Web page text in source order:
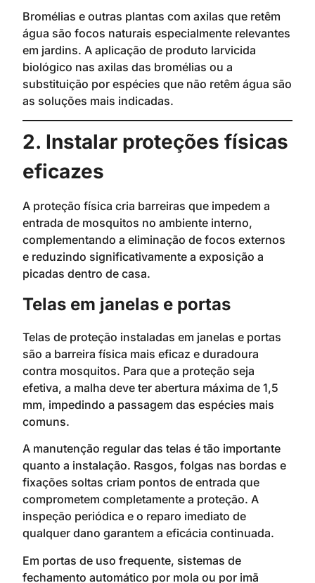
Bromélias e outras plantas com axilas que retêm
água são focos naturais especialmente relevantes
em jardins. A aplicação de produto larvicida
biológico nas axilas das bromélias ou a
substituição por espécies que não retêm água são
as soluções mais indicadas.
2. Instalar proteções físicas
eficazes
A proteção física cria barreiras que impedem a
entrada de mosquitos no ambiente interno,
complementando a eliminação de focos externos
e reduzindo significativamente a exposição a
picadas dentro de casa.
Telas em janelas e portas
Telas de proteção instaladas em janelas e portas
são a barreira física mais eficaz e duradoura
contra mosquitos. Para que a proteção seja
efetiva, a malha deve ter abertura máxima de 1,5
mm, impedindo a passagem das espécies mais
comuns.
A manutenção regular das telas é tão importante
quanto a instalação. Rasgos, folgas nas bordas e
fixações soltas criam pontos de entrada que
comprometem completamente a proteção. A
inspeção periódica e o reparo imediato de
qualquer dano garantem a eficácia continuada.
Em portas de uso frequente, sistemas de
fechamento automático por mola ou por imã